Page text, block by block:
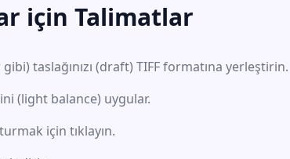
için Talimatlar
taslağınızı (draft) TIFF formatına yerleştirin.
(light balance) uygular.
için tıklayın.